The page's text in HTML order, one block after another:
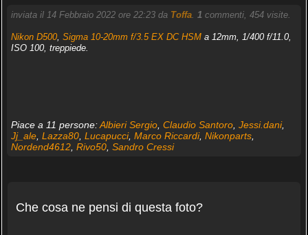
inviata il 14 Febbraio 2022 ore 22:23 da Toffa. 1commenti, 454 visite.
Nikon D500, Sigma 10-20mm f/3.5 EX DC HSMa 12mm, 1/400 f/11.0,
ISO 100, treppiede.
Piace a 11 persone:Albieri Sergio, Claudio Santoro, Jessi.dani,
Jj_ale, Lazza80, Lucapucci, Marco Riccardi, Nikonparts,
Nordend4612, Rivo50, Sandro Cressi
Che cosa ne pensi di questa foto?